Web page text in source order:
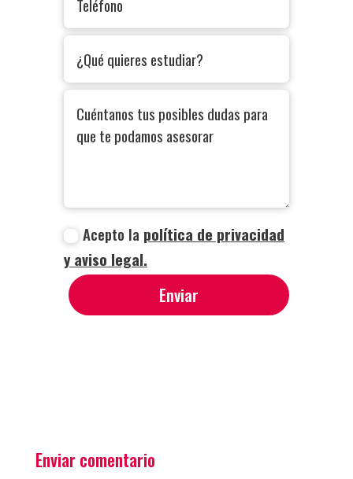
Acepto la política de privacidad
y aviso legal.
Enviar
Enviar comentario